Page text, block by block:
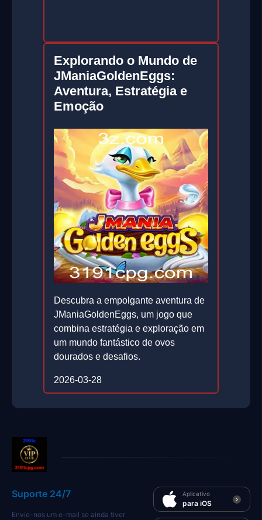
Explorando o Mundo de
JManiaGoldenEggs:
Aventura, Estratégia e
Emoção
Descubra a empolgante aventura de
JManiaGoldenEggs, um jogo que
combina estratégia e exploração em
um mundo fantástico de ovos
dourados e desafios.
2026-03-28
Suporte 24/7
Envie-nos um e-mail se ainda tiver
Aplicativo
para iOS